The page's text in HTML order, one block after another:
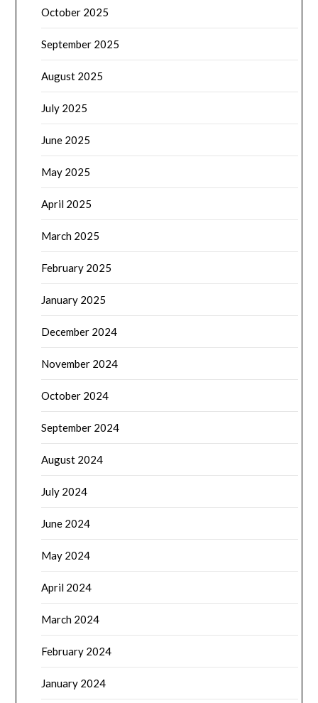
October 2025
September 2025
August 2025
July 2025
June 2025
May 2025
April 2025
March 2025
February 2025
January 2025
December 2024
November 2024
October 2024
September 2024
August 2024
July 2024
June 2024
May 2024
April 2024
March 2024
February 2024
January 2024